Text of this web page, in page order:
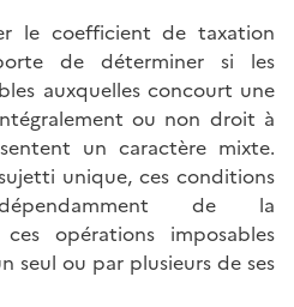
le coefficient de taxation
de déterminer si les
auxquelles concourt une
ou non droit à
un caractère mixte.
unique, ces conditions
de la
opérations imposables
seul ou par plusieurs de ses